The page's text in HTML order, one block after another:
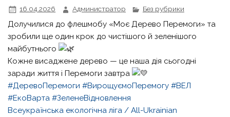
16.04.2026 Администратор Без рубрики
Долучилися до флешмобу «Моє Дерево Перемоги» та
зробили ще один крок до чистішого й зеленішого
майбутнього
Кожне висаджене дерево — це наша дія сьогодні
заради життя і Перемоги завтра
#ДеревоПеремоги #ВирощуємоПеремогу #ВЕЛ
#ЕкоВарта #ЗеленеВідновлення
Всеукраїнська екологічна ліга / All-Ukrainian